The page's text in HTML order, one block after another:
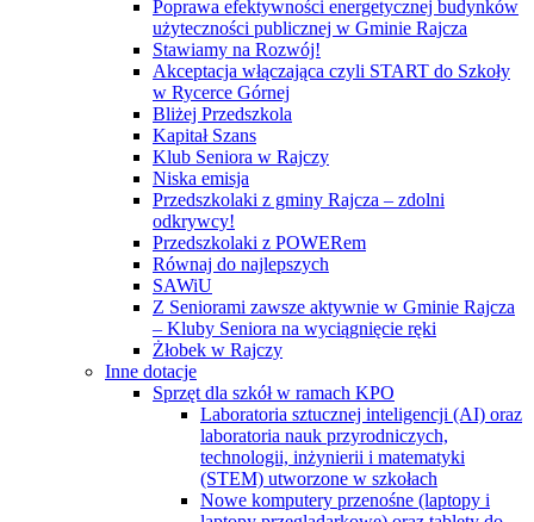
Poprawa efektywności energetycznej budynków
użyteczności publicznej w Gminie Rajcza
Stawiamy na Rozwój!
Akceptacja włączająca czyli START do Szkoły
w Rycerce Górnej
Bliżej Przedszkola
Kapitał Szans
Klub Seniora w Rajczy
Niska emisja
Przedszkolaki z gminy Rajcza – zdolni
odkrywcy!
Przedszkolaki z POWERem
Równaj do najlepszych
SAWiU
Z Seniorami zawsze aktywnie w Gminie Rajcza
– Kluby Seniora na wyciągnięcie ręki
Żłobek w Rajczy
Inne dotacje
Sprzęt dla szkół w ramach KPO
Laboratoria sztucznej inteligencji (AI) oraz
laboratoria nauk przyrodniczych,
technologii, inżynierii i matematyki
(STEM) utworzone w szkołach
Nowe komputery przenośne (laptopy i